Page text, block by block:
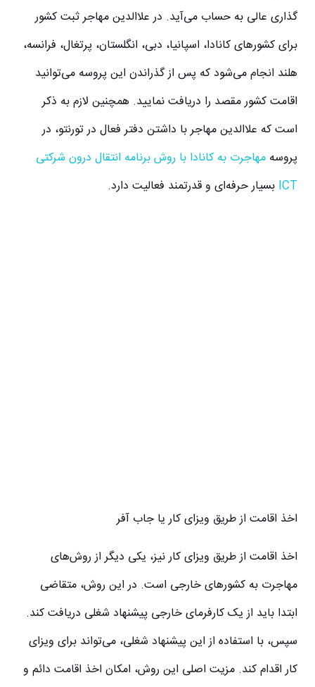
گذاری عالی به حساب می‌آید. در علاالدین مهاجر ثبت کشور
برای کشورهای کانادا، اسپانیا، دبی، انگلستان، پرتغال، فرانسه،
هلند انجام می‌شود که پس از گذراندن این پروسه می‌توانید
اقامت کشور مقصد را دریافت نمایید. همچنین لازم به ذکر
است که علاالدین مهاجر با داشتن دفتر فعال در تورنتو، در
پروسه مهاجرت به کانادا با روش برنامه انتقال درون شرکتی
ICT بسیار حرفه‌ای و قدرتمند فعالیت دارد.
اخذ اقامت از طریق ویزای کار یا جاب آفر
اخذ اقامت از طریق ویزای کار نیز، یکی دیگر از روش‌های
مهاجرت به کشورهای خارجی است. در این روش، متقاضی
ابتدا باید از یک کارفرمای خارجی پیشنهاد شغلی دریافت کند.
سپس، با استفاده از این پیشنهاد شغلی، می‌تواند برای ویزای
کار اقدام کند. مزیت اصلی این روش، امکان اخذ اقامت دائم و